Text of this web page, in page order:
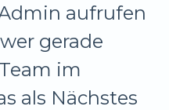
aufrufen
gerade
im
als Nächstes